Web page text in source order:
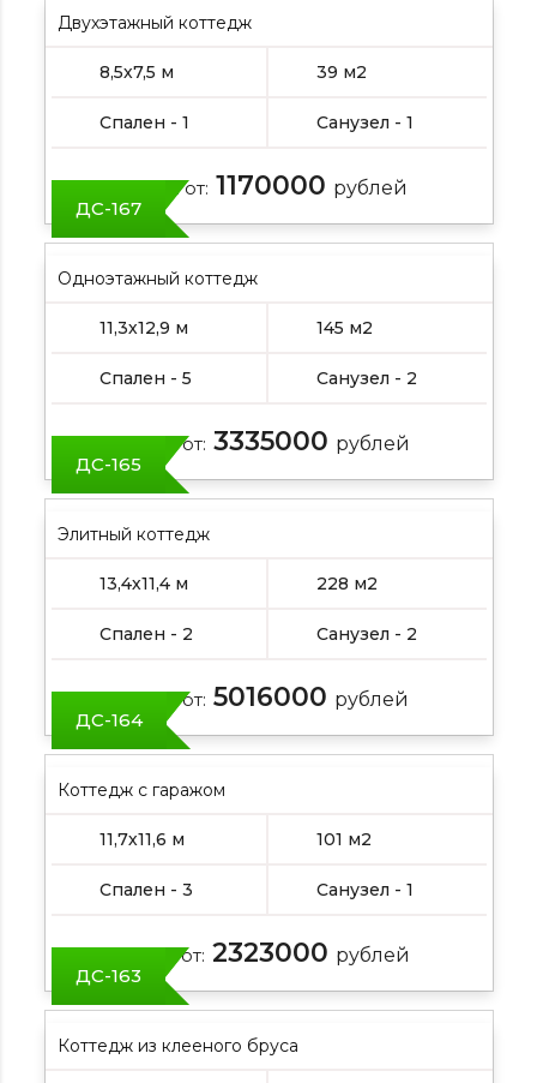
Двухэтажный коттедж
8,5х7,5 м 39 м2
Спален - 1 Санузел - 1
Цена от: 1170000 рублей
ДС-167
Одноэтажный коттедж
11,3х12,9 м 145 м2
Спален - 5 Санузел - 2
Цена от: 3335000 рублей
ДС-165
Элитный коттедж
13,4х11,4 м 228 м2
Спален - 2 Санузел - 2
Цена от: 5016000 рублей
ДС-164
Коттедж с гаражом
11,7х11,6 м 101 м2
Спален - 3 Санузел - 1
Цена от: 2323000 рублей
ДС-163
Коттедж из клееного бруса